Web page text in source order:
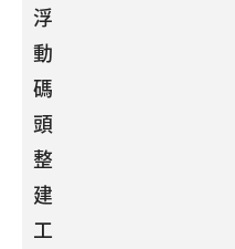
浮
動
碼
頭
整
建
工